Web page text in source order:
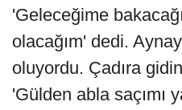
'Geleceğime
olacağım' dedi.
oluyordu. Çadıra
'Gülden abla saçımı